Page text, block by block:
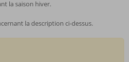
la saison hiver.
la description ci-dessus.